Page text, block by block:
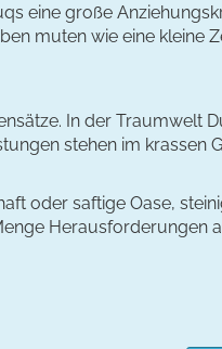
eine große
muten wie eine kleine
In der Traumwelt
stehen im krassen
oder saftige Oase,
Herausforderungen